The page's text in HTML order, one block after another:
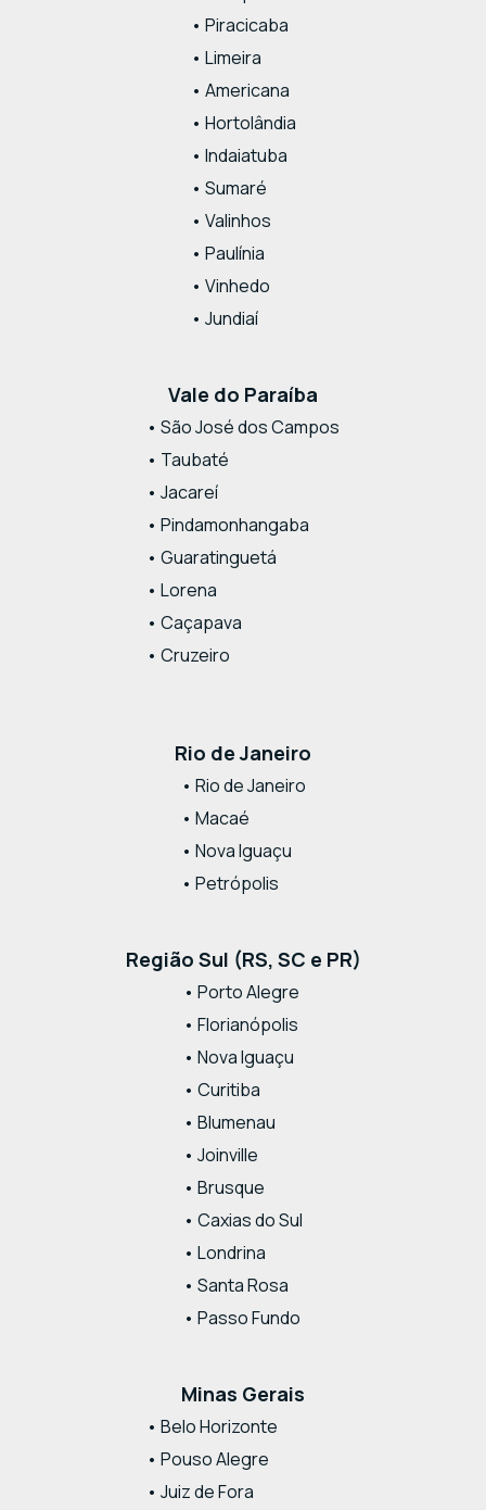
• Piracicaba
• Limeira
• Americana
• Hortolândia
• Indaiatuba
• Sumaré
• Valinhos
• Paulínia
• Vinhedo
• Jundiaí
Vale do Paraíba
• São José dos Campos
• Taubaté
• Jacareí
• Pindamonhangaba
• Guaratinguetá
• Lorena
• Caçapava
• Cruzeiro
Rio de Janeiro
• Rio de Janeiro
• Macaé
• Nova Iguaçu
• Petrópolis
Região Sul (RS, SC e PR)
• Porto Alegre
• Florianópolis
• Nova Iguaçu
• Curitiba
• Blumenau
• Joinville
• Brusque
• Caxias do Sul
• Londrina
• Santa Rosa
• Passo Fundo
Minas Gerais
• Belo Horizonte
• Pouso Alegre
• Juiz de Fora